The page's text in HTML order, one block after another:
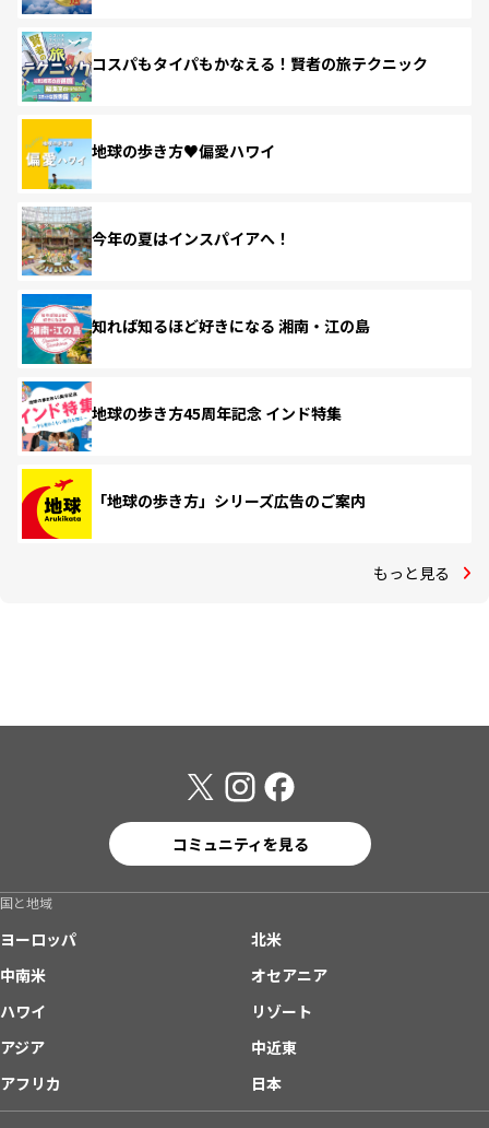
コスパもタイパもかなえる！賢者の旅テクニック
地球の歩き方♥偏愛ハワイ
今年の夏はインスパイアへ！
知れば知るほど好きになる 湘南・江の島
地球の歩き方45周年記念 インド特集
「地球の歩き方」シリーズ広告のご案内
もっと見る
コミュニティを見る
国と地域
ヨーロッパ
北米
中南米
オセアニア
ハワイ
リゾート
アジア
中近東
アフリカ
日本